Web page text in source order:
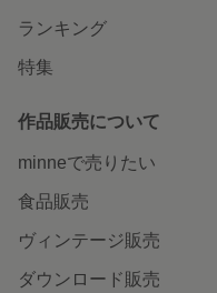
ランキング
特集
作品販売について
minneで売りたい
食品販売
ヴィンテージ販売
ダウンロード販売